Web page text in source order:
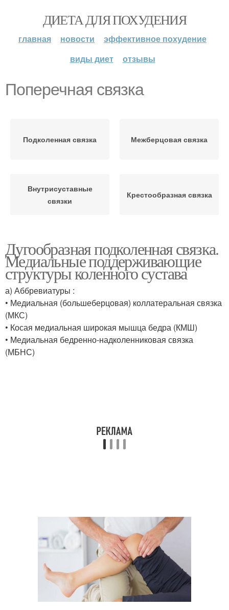
ДИЕТА ДЛЯ ПОХУДЕНИЯ
главная новости
эффективное похудение
виды диет
отзывы
Поперечная связка
Подколенная связка Межберцовая связка
Внутрисуставные
связки
Крестообразная связка
Дугообразная подколенная связка.
Медиальные поддерживающие
структуры коленного сустава
а) Аббревиатуры :
• Медиальная (большеберцовая) коллатеральная связка
(МКС)
• Косая медиальная широкая мышца бедра (КМШ)
• Медиальная бедренно-надколенниковая связка
(МБНС)